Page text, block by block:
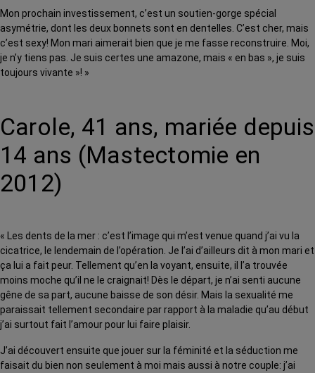
Mon prochain investissement, c’est un soutien-gorge spécial
asymétrie, dont les deux bonnets sont en dentelles. C’est cher, mais
c’est sexy! Mon mari aimerait bien que je me fasse reconstruire. Moi,
je n’y tiens pas. Je suis certes une amazone, mais « en bas », je suis
toujours vivante »! »
Carole, 41 ans, mariée depuis
14 ans (Mastectomie en
2012)
« Les dents de la mer : c’est l’image qui m’est venue quand j’ai vu la
cicatrice, le lendemain de l’opération. Je l’ai d’ailleurs dit à mon mari et
ça lui a fait peur. Tellement qu’en la voyant, ensuite, il l’a trouvée
moins moche qu’il ne le craignait! Dès le départ, je n’ai senti aucune
gêne de sa part, aucune baisse de son désir. Mais la sexualité me
paraissait tellement secondaire par rapport à la maladie qu’au début
j’ai surtout fait l’amour pour lui faire plaisir.
J’ai découvert ensuite que jouer sur la féminité et la séduction me
faisait du bien non seulement à moi mais aussi à notre couple: j’ai